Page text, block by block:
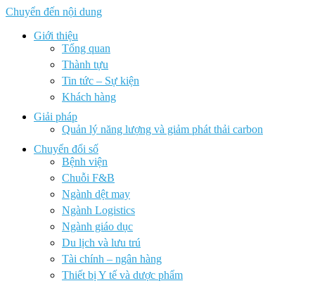
Chuyển đến nội dung
Giới thiệu
Tổng quan
Thành tựu
Tin tức – Sự kiện
Khách hàng
Giải pháp
Quản lý năng lượng và giảm phát thải carbon
Chuyển đổi số
Bệnh viện
Chuỗi F&B
Ngành dệt may
Ngành Logistics
Ngành giáo dục
Du lịch và lưu trú
Tài chính – ngân hàng
Thiết bị Y tế và dược phẩm